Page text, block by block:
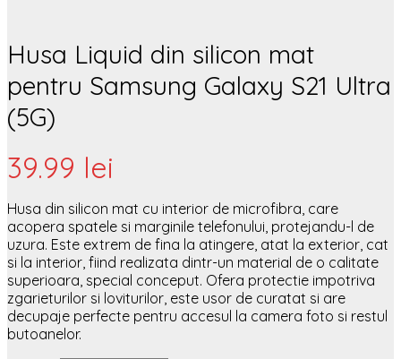
Husa Liquid din silicon mat
pentru Samsung Galaxy S21 Ultra
(5G)
39.99 lei
Husa din silicon mat cu interior de microfibra, care
acopera spatele si marginile telefonului, protejandu-l de
uzura. Este extrem de fina la atingere, atat la exterior, cat
si la interior, fiind realizata dintr-un material de o calitate
superioara, special conceput. Ofera protectie impotriva
zgarieturilor si loviturilor, este usor de curatat si are
decupaje perfecte pentru accesul la camera foto si restul
butoanelor.